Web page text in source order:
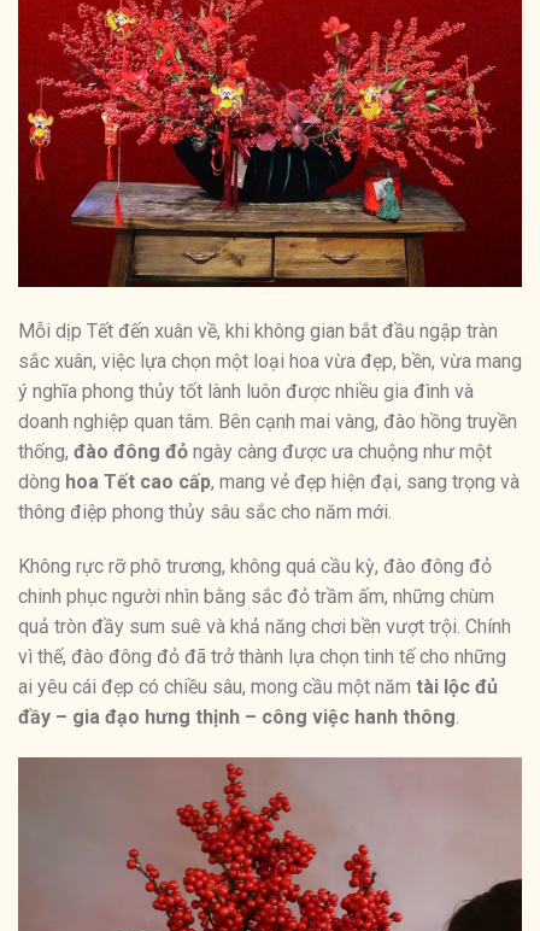
Mỗi dịp Tết đến xuân về, khi không gian bắt đầu ngập tràn
sắc xuân, việc lựa chọn một loại hoa vừa đẹp, bền, vừa mang
ý nghĩa phong thủy tốt lành luôn được nhiều gia đình và
doanh nghiệp quan tâm. Bên cạnh mai vàng, đào hồng truyền
thống, đào đông đỏ ngày càng được ưa chuộng như một
dòng hoa Tết cao cấp, mang vẻ đẹp hiện đại, sang trọng và
thông điệp phong thủy sâu sắc cho năm mới.
Không rực rỡ phô trương, không quá cầu kỳ, đào đông đỏ
chinh phục người nhìn bằng sắc đỏ trầm ấm, những chùm
quả tròn đầy sum suê và khả năng chơi bền vượt trội. Chính
vì thế, đào đông đỏ đã trở thành lựa chọn tinh tế cho những
ai yêu cái đẹp có chiều sâu, mong cầu một năm tài lộc đủ
đầy – gia đạo hưng thịnh – công việc hanh thông.